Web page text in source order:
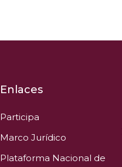
Enlaces
Participa
Marco Jurídico
Plataforma Nacional de